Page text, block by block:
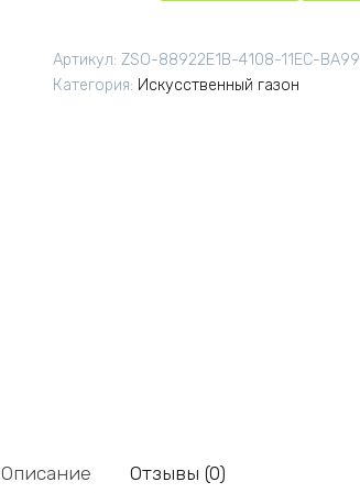
Артикул: ZSO-88922E1B-4108-11EC-
Категория: Искусственный газон
Описание Отзывы (0)